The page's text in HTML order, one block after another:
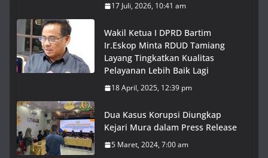
17 Juli, 2026, 10:41 am
Wakil Ketua I DPRD Bartim
Ir.Eskop Minta RDUD Tamiang
Layang Tingkatkan Kualitas
Pelayanan Lebih Baik Lagi
18 April, 2025, 12:39 pm
Dua Kasus Korupsi Diungkap
Kejari Mura dalam Press Release
5 Maret, 2024, 7:00 am